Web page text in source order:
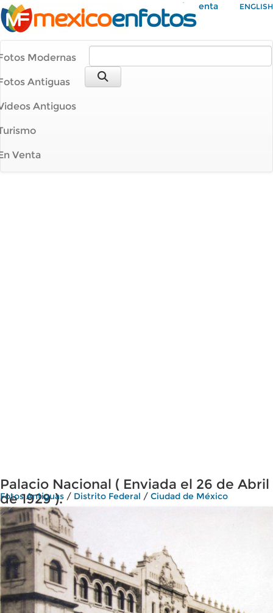
Mi Cuenta ENGLISH
Modernas
Antiguas
Antiguos
Venta
Palacio Nacional ( Enviada el 26 de Abril
de 1929 ).
Fotos Antiguas / Distrito Federal / Ciudad de México